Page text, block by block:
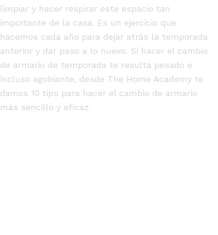
limpiar y hacer respirar este espacio tan
importante de la casa. Es un ejercicio que
hacemos cada año para dejar atrás la temporada
anterior y dar paso a lo nuevo. Si hacer el cambio
de armario de temporada te resulta pesado e
incluso agobiante, desde The Home Academy te
damos 10 tips para hacer el cambio de armario
más sencillo y eficaz.